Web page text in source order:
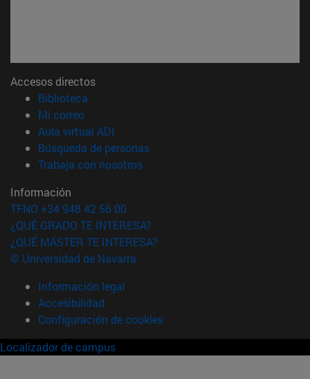
Accesos directos
Biblioteca
Mi correo(abre en nueva ventana)
Aula virtual ADI
Búsqueda de personas(abre en nueva ventana)
Trabaja con nosotros(abre en nueva ventana)
Información
TFNO +34 948 42 56 00
¿QUÉ GRADO TE INTERESA?
¿QUÉ MÁSTER TE INTERESA?
© Universidad de Navarra
Información legal
Accesibilidad
Configuración de cookies
Localizador de campus